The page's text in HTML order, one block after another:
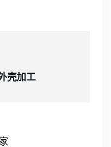
壳加工